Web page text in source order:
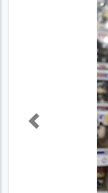
Previous